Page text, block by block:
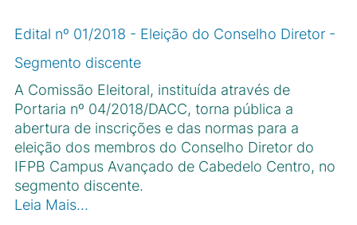
Edital nº 01/2018 - Eleição do Conselho Diretor -
Segmento discente
A Comissão Eleitoral, instituída através de
Portaria nº 04/2018/DACC, torna pública a
abertura de inscrições e das normas para a
eleição dos membros do Conselho Diretor do
IFPB Campus Avançado de Cabedelo Centro, no
segmento discente.
Leia Mais…